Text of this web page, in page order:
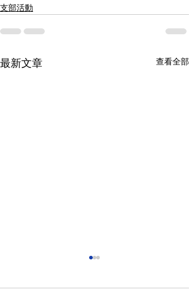
支部活動
最新文章 查看全部